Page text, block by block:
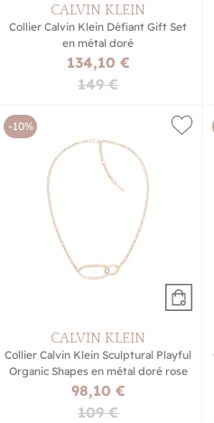
CALVIN KLEIN
Collier Calvin Klein Défiant Gift Set
en métal doré
134,10 €
149 €
-10%
CALVIN KLEIN
Collier Calvin Klein Sculptural Playful
Organic Shapes en métal doré rose
98,10 €
109 €